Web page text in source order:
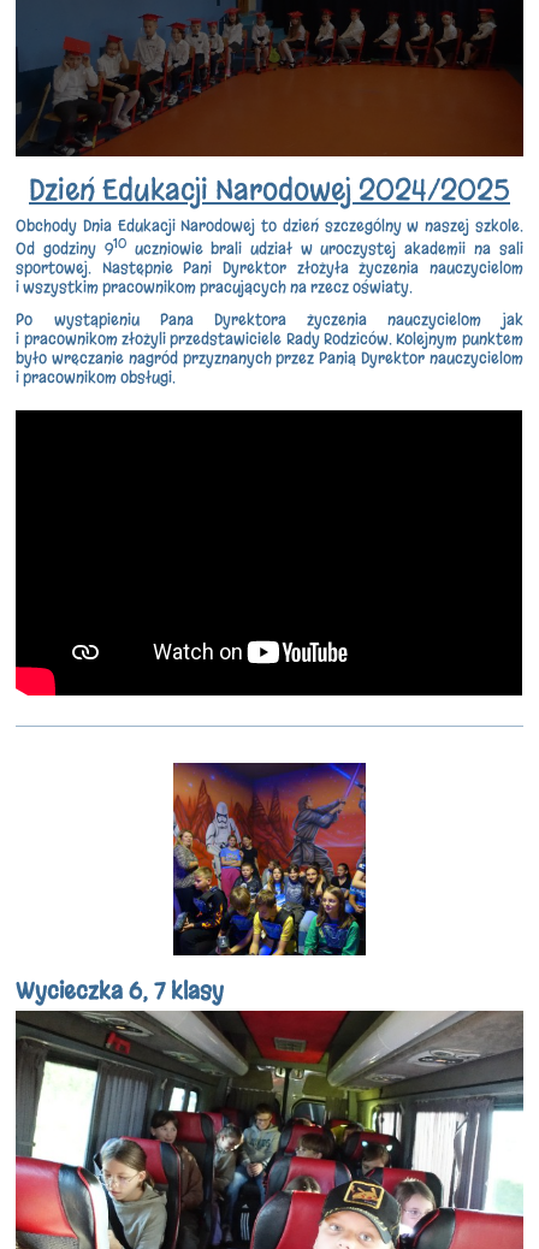
Dzień Edukacji Narodowej 2024/2025
Obchody Dnia Edukacji Narodowej to dzień szczególny w naszej szkole.
Od godziny 910uczniowie brali udział w uroczystej akademii na sali
sportowej. Następnie Pani Dyrektor złożyła życzenia nauczycielom
i wszystkim pracownikom pracujących na rzecz oświaty.
Po wystąpieniu Pana Dyrektora życzenia nauczycielom jak
i pracownikom złożyli przedstawiciele Rady Rodziców. Kolejnym punktem
było wręczanie nagród przyznanych przez Panią Dyrektor nauczycielom
i pracownikom obsługi.
Wycieczka 6, 7 klasy